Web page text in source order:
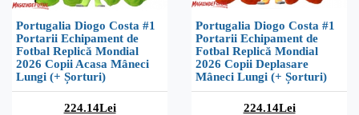
Portugalia Diogo Costa #1
Portarii Echipament de
Fotbal Replică Mondial
2026 Copii Acasa Mâneci
Lungi (+ Șorturi)
224.14Lei
Portugalia Diogo Costa #1
Portarii Echipament de
Fotbal Replică Mondial
2026 Copii Deplasare
Mâneci Lungi (+ Șorturi)
224.14Lei